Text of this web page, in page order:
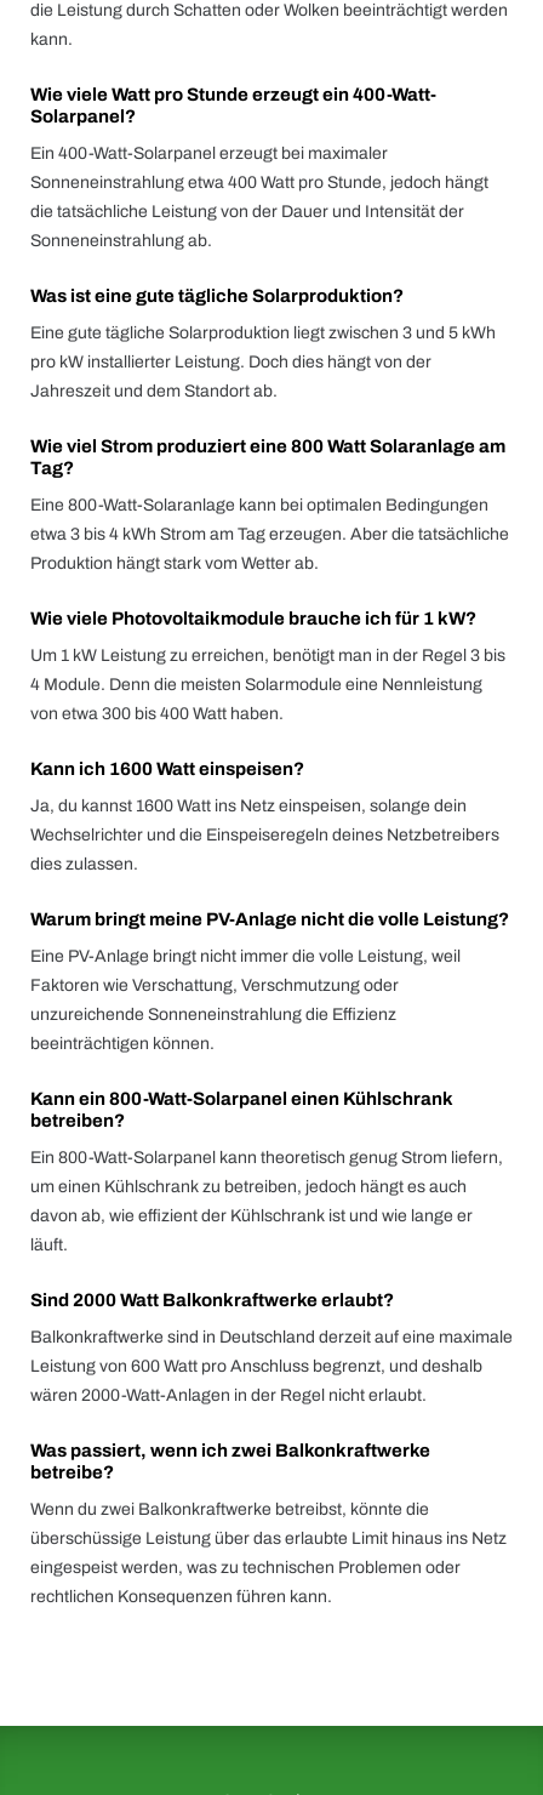
die Leistung durch Schatten oder Wolken beeinträchtigt werden
kann.
Wie viele Watt pro Stunde erzeugt ein 400-Watt-
Solarpanel?
Ein 400-Watt-Solarpanel erzeugt bei maximaler
Sonneneinstrahlung etwa 400 Watt pro Stunde, jedoch hängt
die tatsächliche Leistung von der Dauer und Intensität der
Sonneneinstrahlung ab.
Was ist eine gute tägliche Solarproduktion?
Eine gute tägliche Solarproduktion liegt zwischen 3 und 5 kWh
pro kW installierter Leistung. Doch dies hängt von der
Jahreszeit und dem Standort ab.
Wie viel Strom produziert eine 800 Watt Solaranlage am
Tag?
Eine 800-Watt-Solaranlage kann bei optimalen Bedingungen
etwa 3 bis 4 kWh Strom am Tag erzeugen. Aber die tatsächliche
Produktion hängt stark vom Wetter ab.
Wie viele Photovoltaikmodule brauche ich für 1 kW?
Um 1 kW Leistung zu erreichen, benötigt man in der Regel 3 bis
4 Module. Denn die meisten Solarmodule eine Nennleistung
von etwa 300 bis 400 Watt haben.
Kann ich 1600 Watt einspeisen?
Ja, du kannst 1600 Watt ins Netz einspeisen, solange dein
Wechselrichter und die Einspeiseregeln deines Netzbetreibers
dies zulassen.
Warum bringt meine PV-Anlage nicht die volle Leistung?
Eine PV-Anlage bringt nicht immer die volle Leistung, weil
Faktoren wie Verschattung, Verschmutzung oder
unzureichende Sonneneinstrahlung die Effizienz
beeinträchtigen können.
Kann ein 800-Watt-Solarpanel einen Kühlschrank
betreiben?
Ein 800-Watt-Solarpanel kann theoretisch genug Strom liefern,
um einen Kühlschrank zu betreiben, jedoch hängt es auch
davon ab, wie effizient der Kühlschrank ist und wie lange er
läuft.
Sind 2000 Watt Balkonkraftwerke erlaubt?
Balkonkraftwerke sind in Deutschland derzeit auf eine maximale
Leistung von 600 Watt pro Anschluss begrenzt, und deshalb
wären 2000-Watt-Anlagen in der Regel nicht erlaubt.
Was passiert, wenn ich zwei Balkonkraftwerke
betreibe?
Wenn du zwei Balkonkraftwerke betreibst, könnte die
überschüssige Leistung über das erlaubte Limit hinaus ins Netz
eingespeist werden, was zu technischen Problemen oder
rechtlichen Konsequenzen führen kann.